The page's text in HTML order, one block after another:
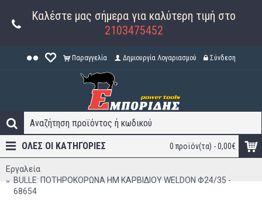
Καλέστε μας σήμερα για καλύτερη τιμή στο
2103475452
Παραγγελία Δημιουργία Λογαριασμού Σύνδεση
0 προϊόν(τα) - 0,00€
ΟΛΕΣ ΟΙ ΚΑΤΗΓΟΡΊΕΣ
Εργαλεία
BULLE: ΠΟΤΗΡΟΚΟΡΩΝΑ HM ΚΑΡΒΙΔΙΟΥ WELDON Φ24/35 -
68654